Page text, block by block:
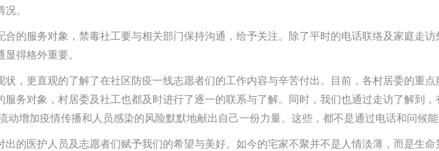
。
的服务对象，禁毒社工要与相关部门保持沟通，给予关注。除了平时的电话联络及家庭走
得格外重要。
，更直观的了解了在社区防疫一线志愿者们的工作内容与辛苦付出。目前，各村居委的重
务对象，村居委及社工也都及时进行了逐一的联系与了解。同时，我们也通过走访了解到
增加疫情传播和人员感染的风险默默地献出自己一份力量。这些，都不是通过电话和问候能
的医护人员及志愿者们赋予我们的希望与美好。如今的宅家不聚并不是人情淡薄，而是生